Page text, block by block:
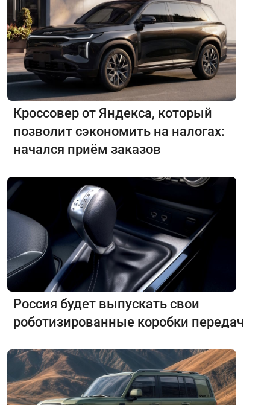
Кроссовер от Яндекса, который
позволит сэкономить на налогах:
начался приём заказов
Россия будет выпускать свои
роботизированные коробки передач